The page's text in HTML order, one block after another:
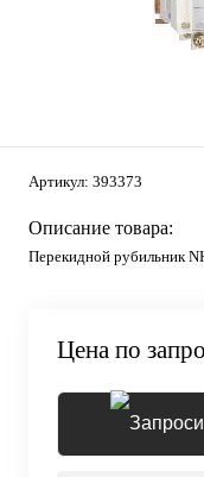
Артикул: 393373
Описание товара:
Перекидной рубильник
Цена по